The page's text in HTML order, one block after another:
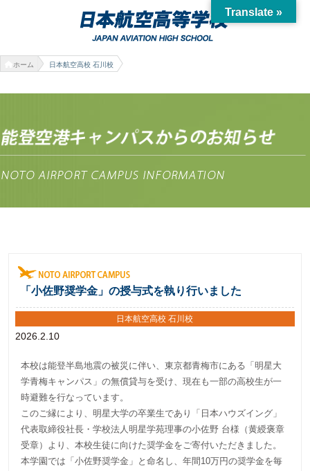
ホーム 日本航空高校 石川校
「小佐野奨学金」の授与式を執り行いました
2026.2.10
日本航空高校 石川校
本校は能登半島地震の被災に伴い、東京都青梅市にある「明星大
学青梅キャンパス」の無償貸与を受け、現在も一部の高校生が一
時避難を行なっています。
このご縁により、明星大学の卒業生であり「日本ハウズイング」
代表取締役社長・学校法人明星学苑理事の小佐野 台様（黄綬褒章
受章）より、本校生徒に向けた奨学金をご寄付いただきました。
本学園では「小佐野奨学金」と命名し、年間10万円の奨学金を毎
Translate »